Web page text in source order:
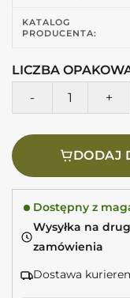
KATALOG
PRODUCENTA:
LICZBA
ilość CIFRE Borneo
DODAJ
Dostępny z
Wysyłka na
zamówienia
Dostawa